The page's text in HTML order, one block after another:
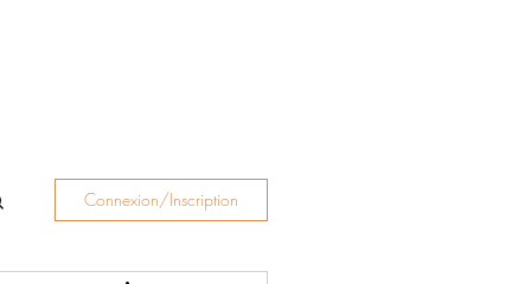
Connexion/Inscription